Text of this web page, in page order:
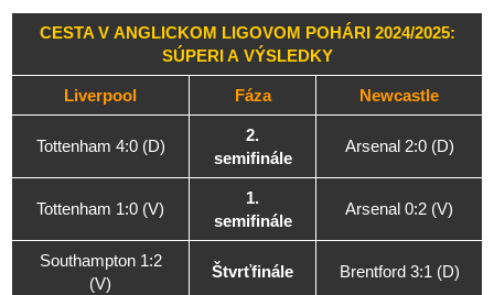
CESTA V ANGLICKOM LIGOVOM POHÁRI 2024/2025:
SÚPERI A VÝSLEDKY
Liverpool Fáza Newcastle
Tottenham 4:0 (D)
2.
semifinále
Arsenal 2:0 (D)
Tottenham 1:0 (V)
1.
semifinále
Arsenal 0:2 (V)
Southampton 1:2
(V)
Štvrťfinále Brentford 3:1 (D)